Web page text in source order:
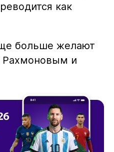
как
больше желают
Рахмоновым и